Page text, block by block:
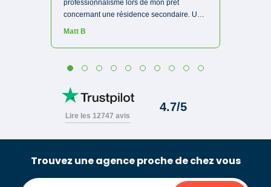
Trouvez une agence proche de chez vous